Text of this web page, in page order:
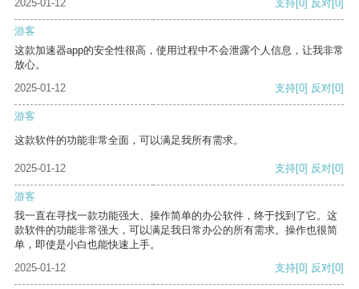
2025-01-12
支持[0] 反对[0]
游客
这款加速器app的安全性很高，使用过程中不会泄露个人信息，让我非常
放心。
2025-01-12
支持[0] 反对[0]
游客
这款软件的功能非常全面，可以满足我所有需求。
2025-01-12 支持[0] 反对[0]
游客
我一直在寻找一款功能强大、操作简单的办公软件，终于找到了它。这
款软件的功能非常强大，可以满足我日常办公的所有需求。操作也很简
单，即使是小白也能快速上手。
2025-01-12
支持[0] 反对[0]